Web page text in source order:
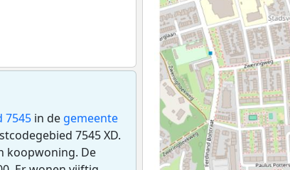
7545 in de gemeente
7545 XD.
koopwoning. De